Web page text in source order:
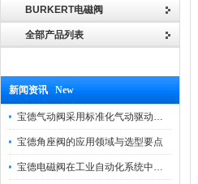
BURKERT电磁阀
全部产品列表
新闻资讯 New
宝德气动阀采用标准化气动驱动设计，可匹配各类工业气源工况
宝德角座阀的应用领域与选型要点
宝德电磁阀在工业自动化系统中的作用